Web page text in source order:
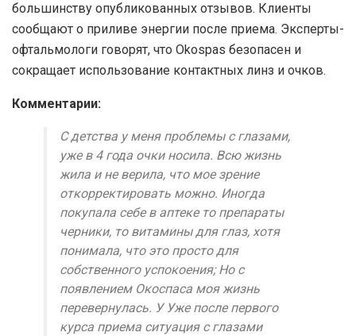
большинству опубликованных отзывов. Клиенты
сообщают о приливе энергии после приема. Эксперты-
офтальмологи говорят, что Okospas безопасен и
сокращает использование контактных линз и очков.
Комментарии:
С детства у меня проблемы с глазами,
уже в 4 года очки носила. Всю жизнь
жила и не верила, что мое зрение
откорректировать можно. Иногда
покупала себе в аптеке то препараты
черники, то витамины для глаз, хотя
понимала, что это просто для
собственного успокоения; Но с
появлением Окоспаса моя жизнь
перевернулась. У Уже после первого
курса приема ситуация с глазами